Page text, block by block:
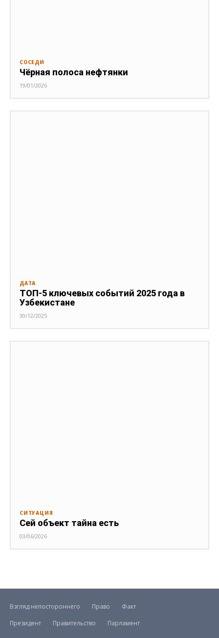
СОСЕДИ
Чёрная полоса нефтянки
19/01/2026
ДАТА
ТОП-5 ключевых событий 2025 года в
Узбекистане
30/12/2025
СИТУАЦИЯ
Сей объект тайна есть
03/06/2026
Взгляд непостороннего Право
Факт
Президент
Правительство Парламент